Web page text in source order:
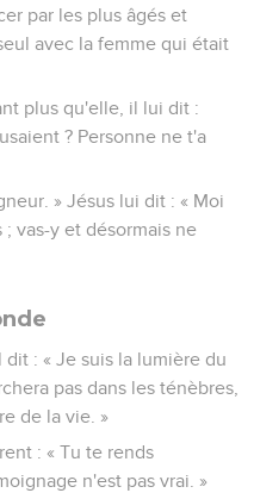
par les plus âgés et
avec la femme qui était
plus qu'elle, il lui dit :
? Personne ne t'a
» Jésus lui dit : « Moi
vas-y et désormais ne
: « Je suis la lumière du
pas dans les ténèbres,
de la vie. »
: « Tu te rends
n'est pas vrai. »